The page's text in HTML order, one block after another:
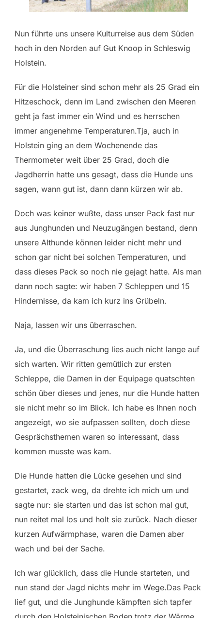
Nun führte uns unsere Kulturreise aus dem Süden
hoch in den Norden auf Gut Knoop in Schleswig
Holstein.
Für die Holsteiner sind schon mehr als 25 Grad ein
Hitzeschock, denn im Land zwischen den Meeren
geht ja fast immer ein Wind und es herrschen
immer angenehme Temperaturen.Tja, auch in
Holstein ging an dem Wochenende das
Thermometer weit über 25 Grad, doch die
Jagdherrin hatte uns gesagt, dass die Hunde uns
sagen, wann gut ist, dann dann kürzen wir ab.
Doch was keiner wußte, dass unser Pack fast nur
aus Junghunden und Neuzugängen bestand, denn
unsere Althunde können leider nicht mehr und
schon gar nicht bei solchen Temperaturen, und
dass dieses Pack so noch nie gejagt hatte. Als man
dann noch sagte: wir haben 7 Schleppen und 15
Hindernisse, da kam ich kurz ins Grübeln.
Naja, lassen wir uns überraschen.
Ja, und die Überraschung lies auch nicht lange auf
sich warten. Wir ritten gemütlich zur ersten
Schleppe, die Damen in der Equipage quatschten
schön über dieses und jenes, nur die Hunde hatten
sie nicht mehr so im Blick. Ich habe es Ihnen noch
angezeigt, wo sie aufpassen sollten, doch diese
Gesprächsthemen waren so interessant, dass
kommen musste was kam.
Die Hunde hatten die Lücke gesehen und sind
gestartet, zack weg, da drehte ich mich um und
sagte nur: sie starten und das ist schon mal gut,
nun reitet mal los und holt sie zurück. Nach dieser
kurzen Aufwärmphase, waren die Damen aber
wach und bei der Sache.
Ich war glücklich, dass die Hunde starteten, und
nun stand der Jagd nichts mehr im Wege.Das Pack
lief gut, und die Junghunde kämpften sich tapfer